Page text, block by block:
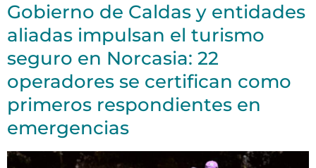
Gobierno de Caldas y entidades
aliadas impulsan el turismo
seguro en Norcasia: 22
operadores se certifican como
primeros respondientes en
emergencias